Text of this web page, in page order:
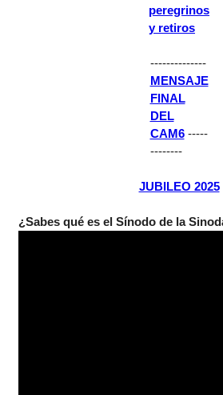
peregrinos
y retiros
--------------
MENSAJE
FINAL
DEL
CAM6-----
--------
JUBILEO 2025
¿Sabes qué es el Sínodo de la